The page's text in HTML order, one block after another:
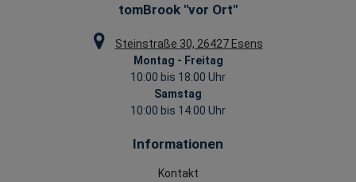
tomBrook "vor Ort"
Steinstraße 30, 26427 Esens
Montag - Freitag
10:00 bis 18:00 Uhr
Samstag
10:00 bis 14:00 Uhr
Informationen
Kontakt